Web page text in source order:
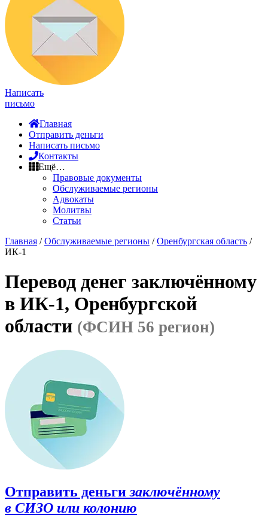
Написать
письмо
Главная
Отправить деньги
Написать письмо
Контакты
Ещё…
Правовые документы
Обслуживаемые регионы
Адвокаты
Молитвы
Статьи
Главная /Обслуживаемые регионы /Оренбургская область /
ИК-1
Перевод денег заключённому
в ИК-1, Оренбургской
области (ФСИН 56 регион)
Отправить деньги заключённому
в СИЗО или колонию